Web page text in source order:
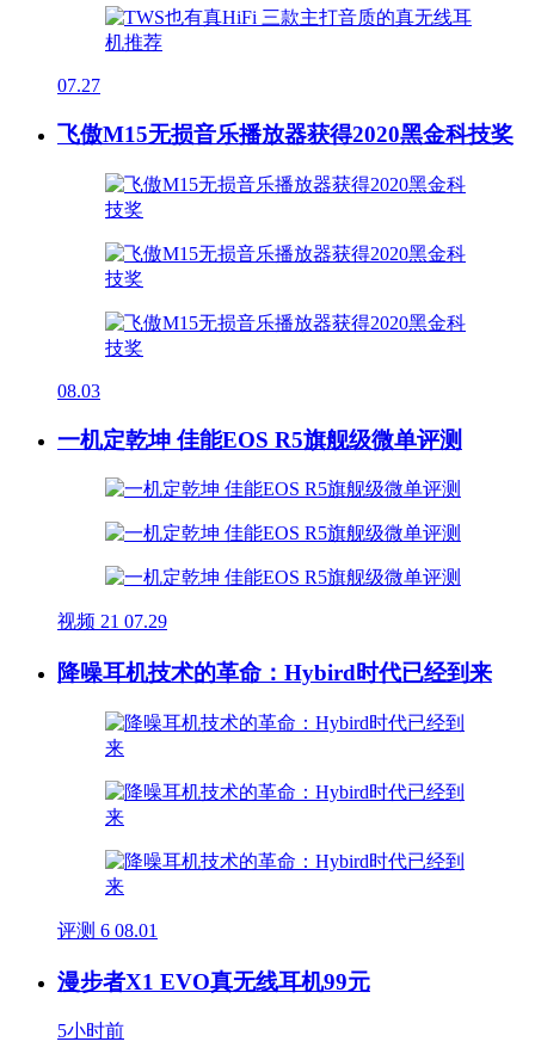
07.27
飞傲M15无损音乐播放器获得2020黑金科技奖
08.03
一机定乾坤 佳能EOS R5旗舰级微单评测
视频 21 07.29
降噪耳机技术的革命：Hybird时代已经到来
评测 6 08.01
漫步者X1 EVO真无线耳机99元
5小时前